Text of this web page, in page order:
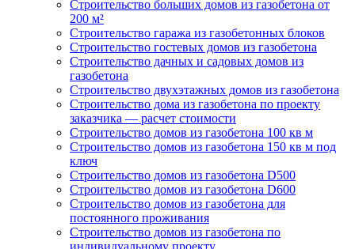
Строительство больших домов из газобетона от
200 м²
Строительство гаража из газобетонных блоков
Строительство гостевых домов из газобетона
Строительство дачных и садовых домов из
газобетона
Строительство двухэтажных домов из газобетона
Строительство дома из газобетона по проекту
заказчика — расчет стоимости
Строительство домов из газобетона 100 кв м
Строительство домов из газобетона 150 кв м под
ключ
Строительство домов из газобетона D500
Строительство домов из газобетона D600
Строительство домов из газобетона для
постоянного проживания
Строительство домов из газобетона по
индивидуальному проекту